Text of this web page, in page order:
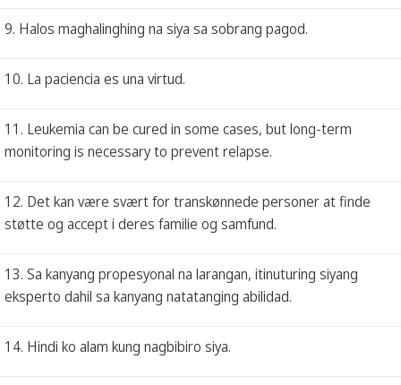
9. Halos maghalinghing na siya sa sobrang pagod.
10. La paciencia es una virtud.
11. Leukemia can be cured in some cases, but long-term
monitoring is necessary to prevent relapse.
12. Det kan være svært for transkønnede personer at finde
støtte og accept i deres familie og samfund.
13. Sa kanyang propesyonal na larangan, itinuturing siyang
eksperto dahil sa kanyang natatanging abilidad.
14. Hindi ko alam kung nagbibiro siya.